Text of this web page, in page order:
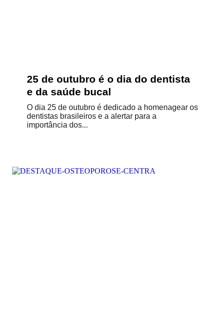
25 de outubro é o dia do dentista
e da saúde bucal
O dia 25 de outubro é dedicado a homenagear os
dentistas brasileiros e a alertar para a
importância dos...